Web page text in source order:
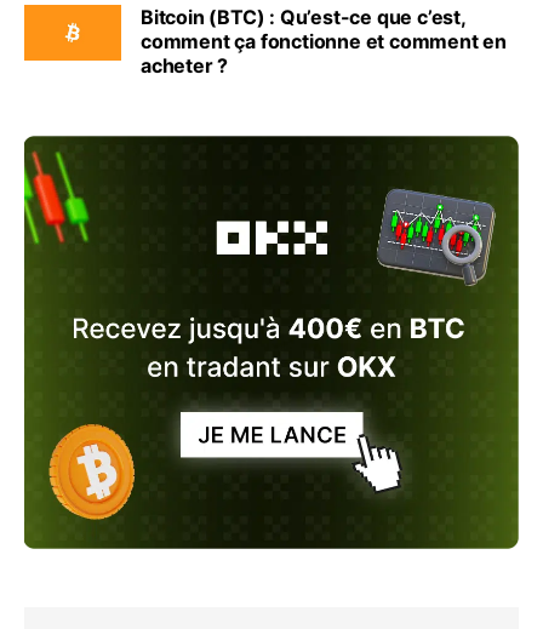
Bitcoin (BTC) : Qu’est-ce que c’est,
comment ça fonctionne et comment en
acheter ?